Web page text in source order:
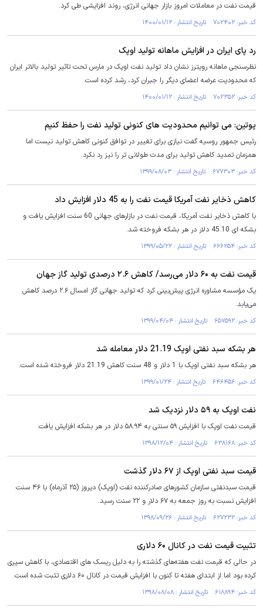
قیمت نفت در معاملات امروز بازار جهانی انرژی، روند افزایشی طی کرد.
کد خبر: ۷۰۲۴۰۲ تاریخ انتشار : ۱۴۰۰/۰۱/۱۲
رد پای ایران در افزایش ماهانه تولید اوپک
نظرسنجی ماهانه رویترز نشان داد تولید نفت اوپک در مارس تحت تاثیر تولید بالاتر ایران
که محدودیت عرضه اعضای دیگر را جبران کرد، رشد کرده است.
کد خبر: ۷۰۲۳۵۲ تاریخ انتشار : ۱۴۰۰/۰۱/۱۲
پوتین: می توانیم محدودیت های کنونی تولید نفت را حفظ کنیم
رئیس جمهور روسیه گفت نیازی برای تغییر در توافق کنونی کاهش تولید نیست اما
همزمان تمدید کاهش تولید برای مدت طولانی تر را نیز رد نکرد.
کد خبر: ۶۷۷۳۰۳ تاریخ انتشار : ۱۳۹۹/۰۸/۰۳
کاهش ذخایر نفت آمریکا قیمت نفت را به 45 دلار افزایش داد
با کاهش ذخایر نفت آمریکا، قیمت نفت در بازارهای جهانی 60 سنت افزایش یافت و
بشکه ای 45.10 دلار در هر بشکه فروخته شد.
کد خبر: ۶۶۶۲۵۴ تاریخ انتشار : ۱۳۹۹/۰۵/۲۲
قیمت نفت به ۶۰ دلار می‌رسد/ کاهش ۲.۶ درصدی تولید گاز جهان
یک مؤسسه مشاوره انرژی پیش‌بینی کرد که تولید جهانی گاز امسال ۲.۶ درصد کاهش
می‌یابد.
کد خبر: ۶۵۷۵۹۲ تاریخ انتشار : ۱۳۹۹/۰۴/۰۴
هر بشکه سبد نفتی اوپک 21.19 دلار معامله شد
هر بشکه سبد نفتی اوپک با 1 دلار و 48 سنت کاهش 21.19 دلار فروخته شده است.
کد خبر: ۶۴۶۴۵۶ تاریخ انتشار : ۱۳۹۹/۰۱/۲۴
نفت اوپک به ۵۹ دلار نزدیک شد
قیمت نفت اوپک با افزایش ۵۹ سنتی به ۵۸.۹۴ دلار در هر بشکه افزایش یافت.
کد خبر: ۶۳۸۱۶۸ تاریخ انتشار : ۱۳۹۸/۱۲/۰۴
قیمت سبد نفتی اوپک از ۶۷ دلار گذشت
قیمت سبدنفتی سازمان کشورهای صادرکننده نفت (اوپک) دیروز (۲۵ آذرماه) با ۴۶ سنت
افزایش نسبت به روز جمعه به ۶۷ دلار و ۲۲ سنت رسید.
کد خبر: ۶۲۷۲۳۲ تاریخ انتشار : ۱۳۹۸/۰۹/۲۶
تثبیت قیمت نفت در کانال ۶۰ دلاری
در حالی که قیمت نفت هفته‌های گذشته را به دلیل ریسک ‌های اقتصادی، ‌با کاهش سپری
کرده بود اما از ابتدای هفته تا کنون با افزایش قیمت در کانال ۶۰ دلاری تثبت شده است.
کد خبر: ۶۱۸۸۹۴ تاریخ انتشار : ۱۳۹۸/۰۸/۰۸